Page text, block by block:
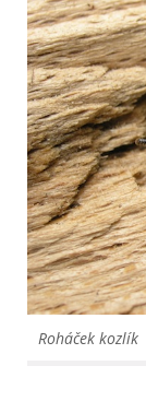
Roháček kozlík